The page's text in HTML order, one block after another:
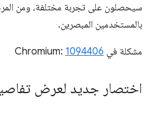
سيحصلون على تجربة مختلفة، ومن
بالمستخدمين المبصرين.
مشكلة في Chromium: 1094406
اختصار جديد لعرض